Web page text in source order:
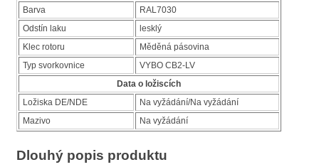
Barva
RAL7030
Odstín laku
lesklý
Klec rotoru
Měděná pásovina
Typ svorkovnice
VYBO CB2-LV
Data o ložiscích
Ložiska DE/NDE
Na vyžádání/Na vyžádání
Mazivo
Na vyžádání
Dlouhý popis produktu